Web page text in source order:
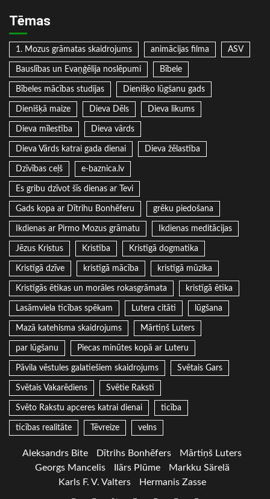
Tēmas
1. Mozus grāmatas skaidrojums animācijas filma ASV
Bauslības un Evaņģēlija noslēpumi Bībele
Bībeles mācības studijas Dienišķo lūgšanu gads
Dienišķā maize Dieva Dēls Dieva likums
Dieva mīlestība Dieva vārds
Dieva Vārds katrai gada dienai Dieva žēlastība
Dzīvības ceļš e-baznica.lv
Es gribu dzīvot šīs dienas ar Tevi
Gads kopa ar Dītrihu Bonhēferu grēku piedošana
Ikdienas ar Pirmo Mozus grāmatu Ikdienas meditācijas
Jēzus Kristus Kristība Kristīgā dogmatika
Kristīgā dzīve kristīgā mācība kristīgā mūzika
Kristīgās ētikas un morāles rokasgrāmata kristīgā ētika
Lasāmviela ticības spēkam Lutera citāti lūgšana
Mazā katehisma skaidrojums Mārtiņš Luters
par lūgšanu Piecas minūtes kopā ar Luteru
Pāvila vēstules galatiešiem skaidrojums Svētais Gars
Svētais Vakarēdiens Svētie Raksti
Svēto Rakstu apceres katrai dienai ticība
ticības realitāte Tēvreize velns
Aleksandrs Bite Dītrihs Bonhēfers
Mārtiņš Luters
Georgs Mancelis
Ilārs Plūme
Markku Särelä
Karls F. V. Valters
Hermanis Zasse